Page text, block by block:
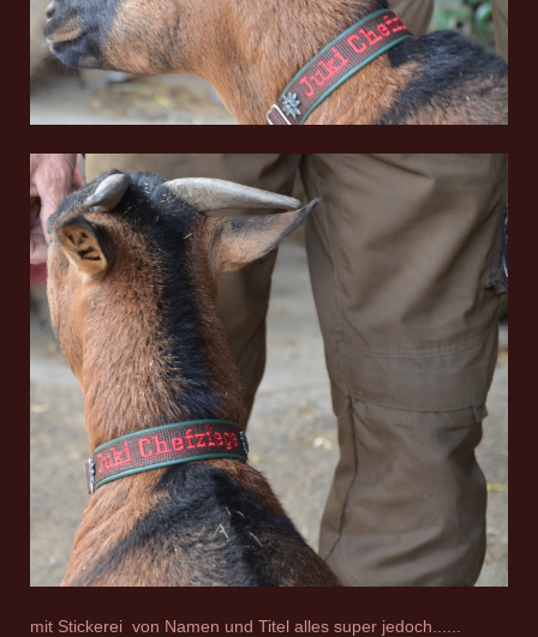
mit Stickerei von Namen und Titel alles super jedoch......